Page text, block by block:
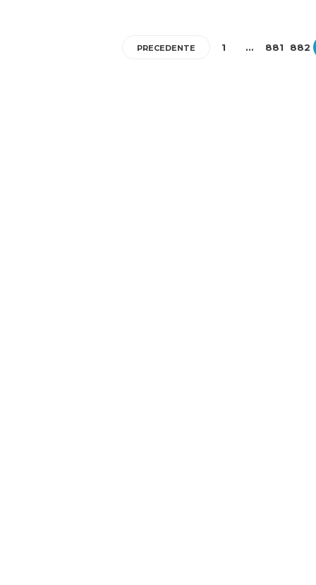
PRECEDENTE 1 … 881 882